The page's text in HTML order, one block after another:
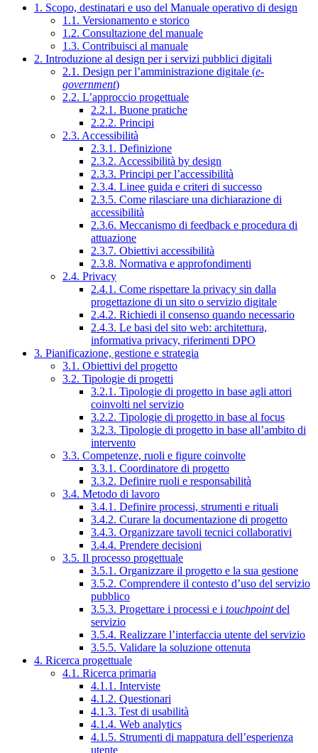
1. Scopo, destinatari e uso del Manuale operativo di design
1.1. Versionamento e storico
1.2. Consultazione del manuale
1.3. Contribuisci al manuale
2. Introduzione al design per i servizi pubblici digitali
2.1. Design per l’amministrazione digitale (e-
government)
2.2. L’approccio progettuale
2.2.1. Buone pratiche
2.2.2. Principi
2.3. Accessibilità
2.3.1. Definizione
2.3.2. Accessibilità by design
2.3.3. Principi per l’accessibilità
2.3.4. Linee guida e criteri di successo
2.3.5. Come rilasciare una dichiarazione di
accessibilità
2.3.6. Meccanismo di feedback e procedura di
attuazione
2.3.7. Obiettivi accessibilità
2.3.8. Normativa e approfondimenti
2.4. Privacy
2.4.1. Come rispettare la privacy sin dalla
progettazione di un sito o servizio digitale
2.4.2. Richiedi il consenso quando necessario
2.4.3. Le basi del sito web: architettura,
informativa privacy, riferimenti DPO
3. Pianificazione, gestione e strategia
3.1. Obiettivi del progetto
3.2. Tipologie di progetti
3.2.1. Tipologie di progetto in base agli attori
coinvolti nel servizio
3.2.2. Tipologie di progetto in base al focus
3.2.3. Tipologie di progetto in base all’ambito di
intervento
3.3. Competenze, ruoli e figure coinvolte
3.3.1. Coordinatore di progetto
3.3.2. Definire ruoli e responsabilità
3.4. Metodo di lavoro
3.4.1. Definire processi, strumenti e rituali
3.4.2. Curare la documentazione di progetto
3.4.3. Organizzare tavoli tecnici collaborativi
3.4.4. Prendere decisioni
3.5. Il processo progettuale
3.5.1. Organizzare il progetto e la sua gestione
3.5.2. Comprendere il contesto d’uso del servizio
pubblico
3.5.3. Progettare i processi e i touchpointdel
servizio
3.5.4. Realizzare l’interfaccia utente del servizio
3.5.5. Validare la soluzione ottenuta
4. Ricerca progettuale
4.1. Ricerca primaria
4.1.1. Interviste
4.1.2. Questionari
4.1.3. Test di usabilità
4.1.4. Web analytics
4.1.5. Strumenti di mappatura dell’esperienza
utente